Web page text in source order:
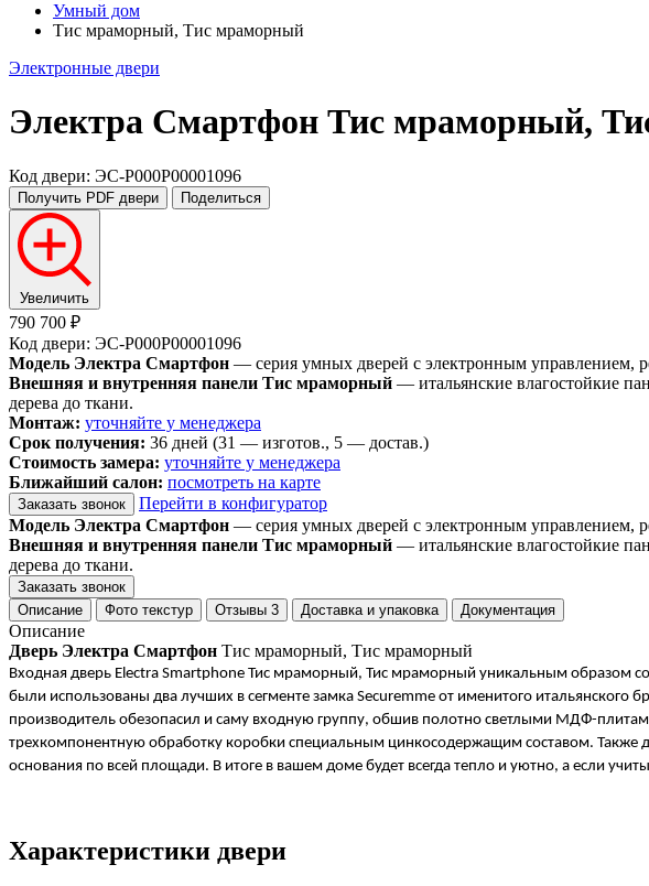
Умный дом
Тис мраморный, Тис мраморный
Электронные двери
Электра Смартфон Тис мраморный,
Код двери: ЭС-P000P00001096
Получить PDF двери Поделиться
Увеличить
790 700 ₽
Код двери: ЭС-P000P00001096
Модель Электра Смартфон — серия умных дверей с электронным управлением,
Внешняя и внутренняя панели Тис мраморный — итальянские влагостойкие
дерева до ткани.
Монтаж: уточняйте у менеджера
Срок получения: 36 дней (31 — изготов., 5 — достав.)
Стоимость замера: уточняйте у менеджера
Ближайший салон: посмотреть на карте
Заказать звонок
Перейти в конфигуратор
Модель Электра Смартфон — серия умных дверей с электронным управлением,
Внешняя и внутренняя панели Тис мраморный — итальянские влагостойкие
дерева до ткани.
Заказать звонок
Описание
Фото текстур Отзывы 3 Доставка и упаковка Документация
Описание
Дверь Электра Смартфон Тис мраморный, Тис мраморный
Входная дверь Electra Smartphone Тис мраморный, Тис мраморный уникальным образом
были использованы два лучших в сегменте замка Securemme от именитого
производитель обезопасил и саму входную группу, обшив полотно светлыми МДФ-
трехкомпонентную обработку коробки специальным цинкосодержащим составом. Также
основания по всей площади. В итоге в вашем доме будет всегда тепло и уютно, а если
Характеристики двери